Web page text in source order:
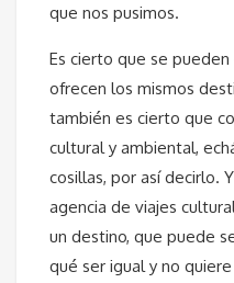
que nos pusimos.
Es cierto que se
ofrecen los mismos
también es cierto que
cultural y ambiental,
cosillas, por así decirlo.
agencia de viajes
un destino, que puede
qué ser igual y no